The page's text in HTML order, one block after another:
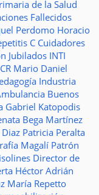
de la Salud
Fallecidos
Perdomo Horacio
C Cuidadores
Jubilados INTI
Mario Daniel
Industria
Buenos
Gabriel Katopodis
Bega Martínez
Diaz Patricia Peralta
Magalí Patrón
Director de
Héctor Adrián
María Repetto